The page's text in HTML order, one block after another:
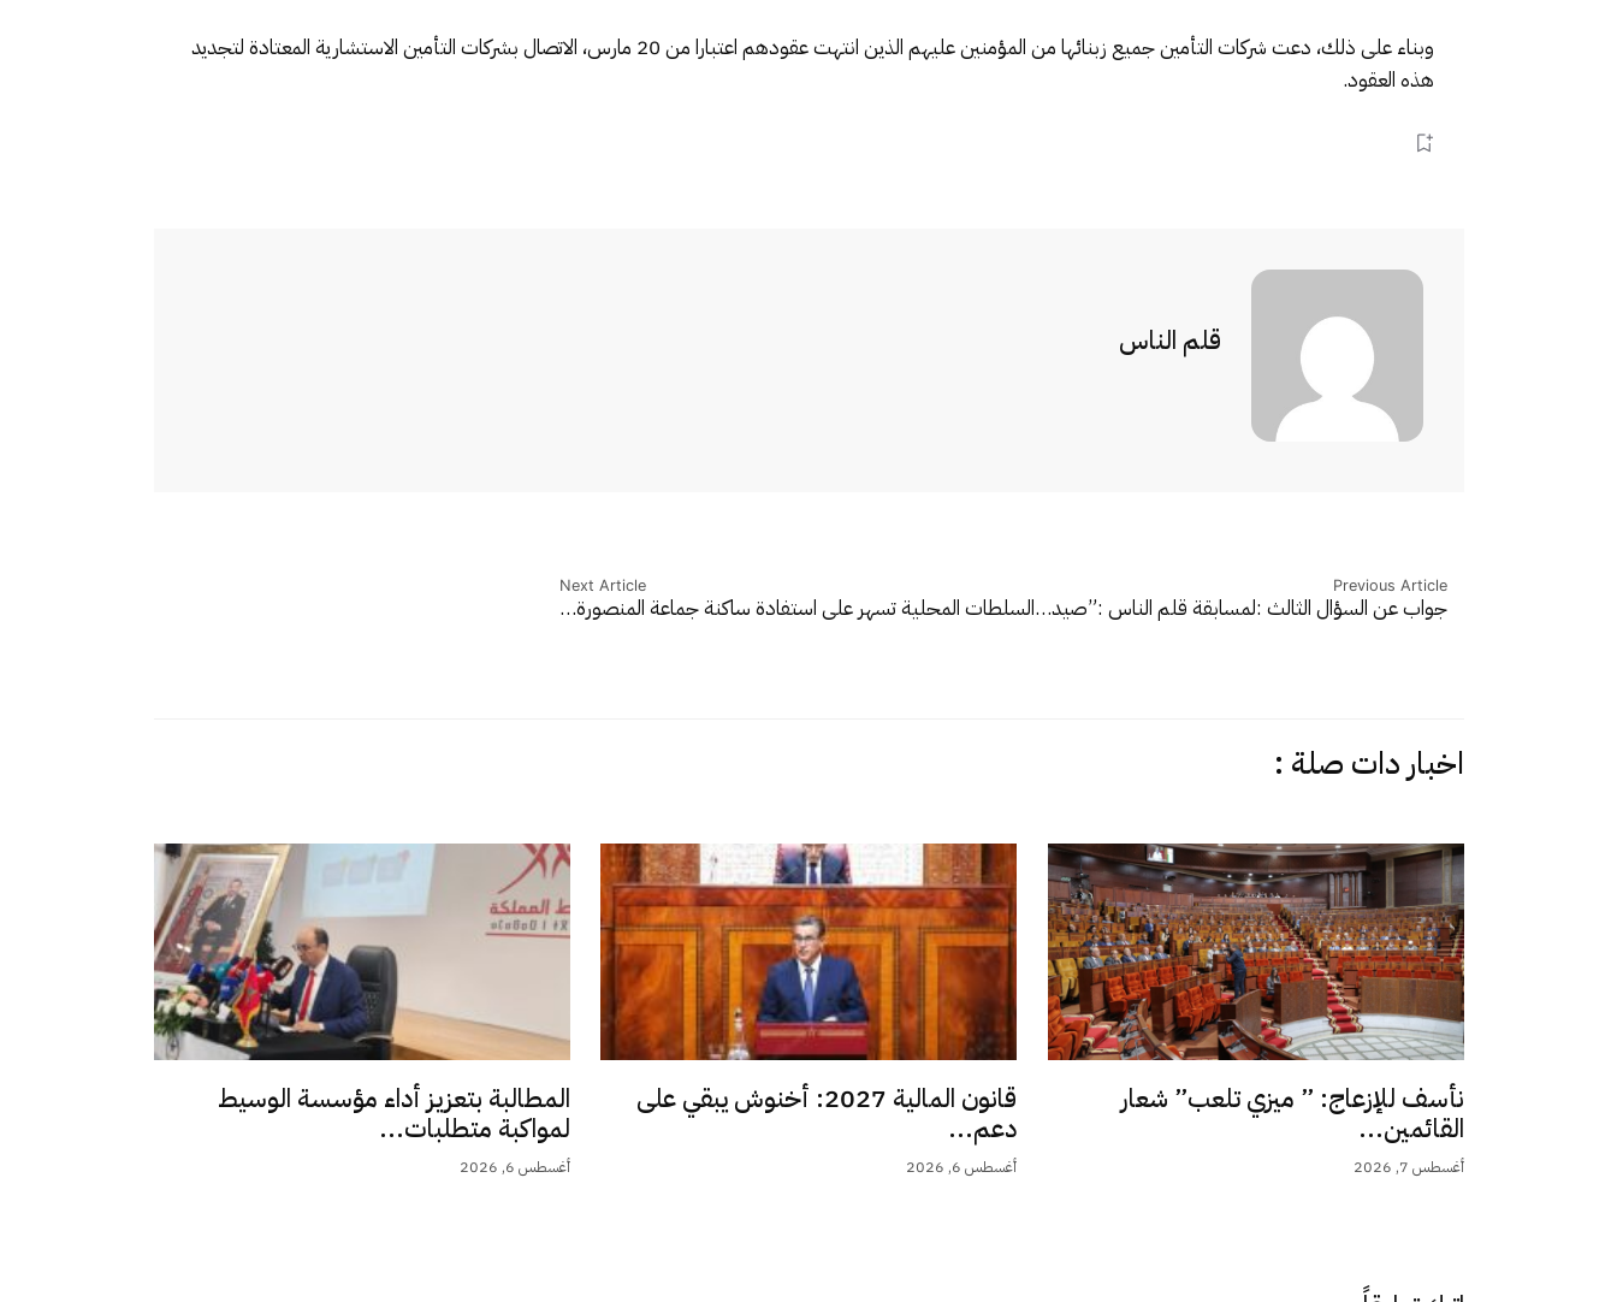
وبناء على ذلك، دعت شركات التأمين جميع زبنائها من المؤمنين عليهم الذين انتهت عقودهم اعتبارا من 20 مارس، الاتصال بشركات التأمين الاستشارية المعتادة لتجديد
هذه العقود.
قلم الناس
Previous Article
جواب عن السؤال الثالث :لمسابقة قلم الناس :”صيد…
Next Article
السلطات المحلية تسهر على استفادة ساكنة جماعة المنصورة…
اخبار دات صلة :
نأسف للإزعاج: ” ميزي تلعب” شعار
القائمين...
أغسطس 7, 2026
قانون المالية 2027: أخنوش يبقي على
دعم...
أغسطس 6, 2026
المطالبة بتعزيز أداء مؤسسة الوسيط
لمواكبة متطلبات...
أغسطس 6, 2026